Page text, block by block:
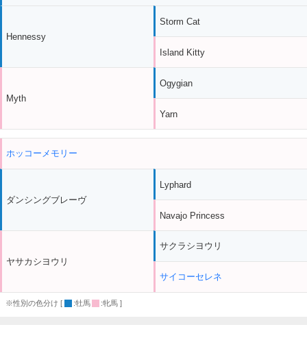
Hennessy
Myth
Storm Cat
Island Kitty
Ogygian
Yarn
ホッコーメモリー
ダンシングブレーヴ
ヤサカシヨウリ
Lyphard
Navajo Princess
サクラシヨウリ
サイコーセレネ
※性別の色分け [ :牡馬 :牝馬 ]